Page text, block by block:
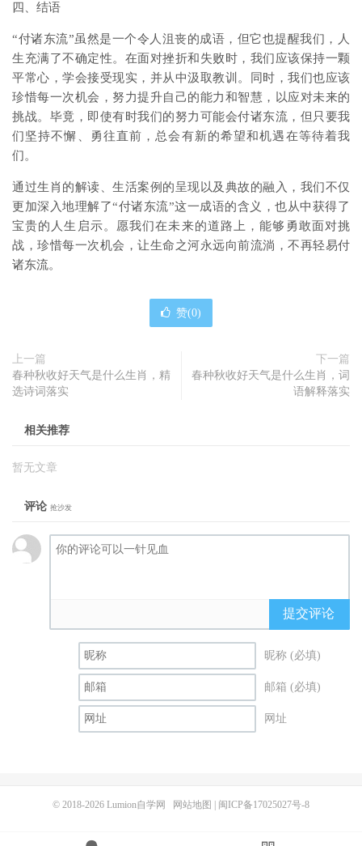
四、结语
“付诸东流”虽然是一个令人沮丧的成语，但它也提醒我们，人
生充满了不确定性。在面对挫折和失败时，我们应该保持一颗
平常心，学会接受现实，并从中汲取教训。同时，我们也应该
珍惜每一次机会，努力提升自己的能力和智慧，以应对未来的
挑战。毕竟，即使有时我们的努力可能会付诸东流，但只要我
们坚持不懈、勇往直前，总会有新的希望和机遇在等待着我
们。
通过生肖的解读、生活案例的呈现以及典故的融入，我们不仅
更加深入地理解了“付诸东流”这一成语的含义，也从中获得了
宝贵的人生启示。愿我们在未来的道路上，能够勇敢面对挑
战，珍惜每一次机会，让生命之河永远向前流淌，不再轻易付
诸东流。
赞(0)
上一篇
春种秋收好天气是什么生肖，精
选诗词落实
下一篇
春种秋收好天气是什么生肖，词
语解释落实
相关推荐
暂无文章
评论 抢沙发
提交评论
昵称 (必填)
邮箱 (必填)
网址
© 2018-2026 Lumion自学网 网站地图 闽ICP备17025027号-8